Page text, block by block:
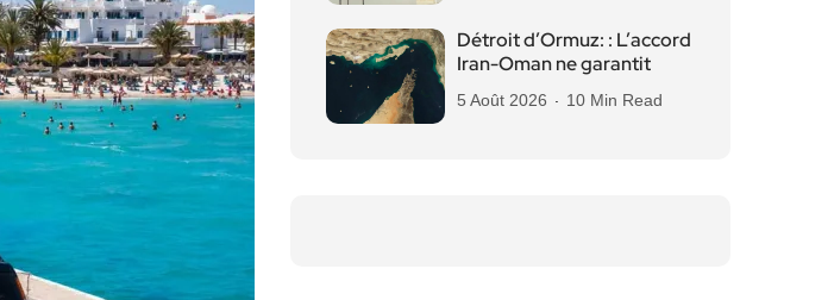
Détroit d’Ormuz: : L’accord
Iran-Oman ne garantit
5 Août 2026 10 Min Read